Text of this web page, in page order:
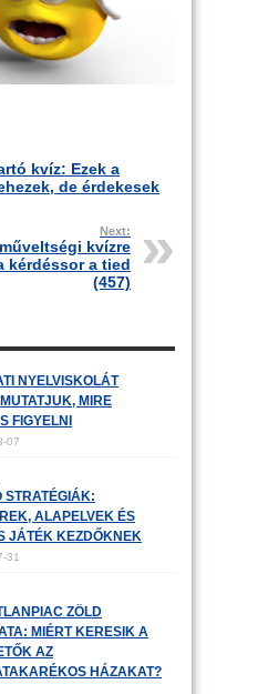
kvíz: Ezek a
de érdekesek
Next:
kvízre
kérdéssor a tied
(457)
NYELVISKOLÁT
MIRE
FIGYELNI
07
STRATÉGIÁK:
ALAPELVEK ÉS
JÁTÉK KEZDŐKNEK
31
ZÖLD
MIÉRT KERESIK A
AZ
HÁZAKAT?